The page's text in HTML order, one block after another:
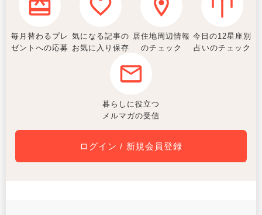
毎月替わるプレ
ゼントへの応募
気になる記事の
お気に入り保存
居住地周辺情報
のチェック
今日の12星座別
占いのチェック
暮らしに役立つ
メルマガの受信
ログイン / 新規会員登録